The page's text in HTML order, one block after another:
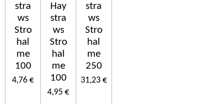
stra
ws
Stro
hal
me
100
4,76 €
Hay
stra
ws
Stro
hal
me
100
4,95 €
stra
ws
Stro
hal
me
250
31,23 €